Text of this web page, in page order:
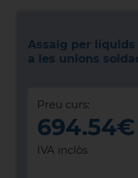
Assaig per
a les unions
Preu curs:
694.54€
IVA inclòs